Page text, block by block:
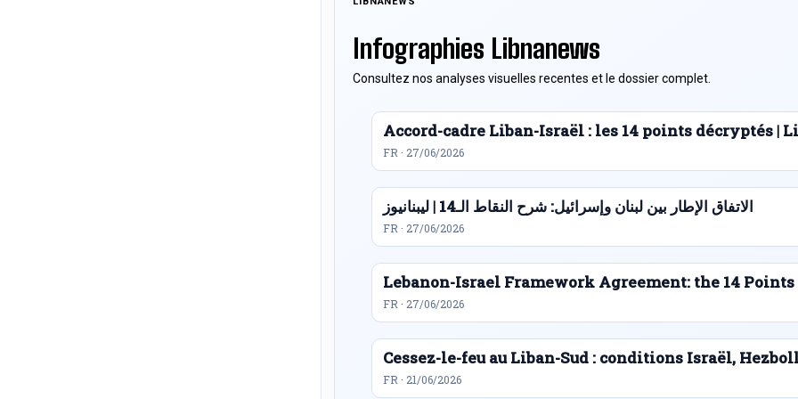
Infographies Libnanews
Consultez nos analyses visuelles recentes et le dossier complet.
Accord-cadre Liban-Israël : les 14 points décryptés |
FR · 27/06/2026
الاتفاق الإطار بين لبنان وإسرائيل: شرح النقاط الـ14 | ليبنانيوز
FR · 27/06/2026
Lebanon-Israel Framework Agreement: the 14 Points
FR · 27/06/2026
Cessez-le-feu au Liban-Sud : conditions Israël,
FR · 21/06/2026